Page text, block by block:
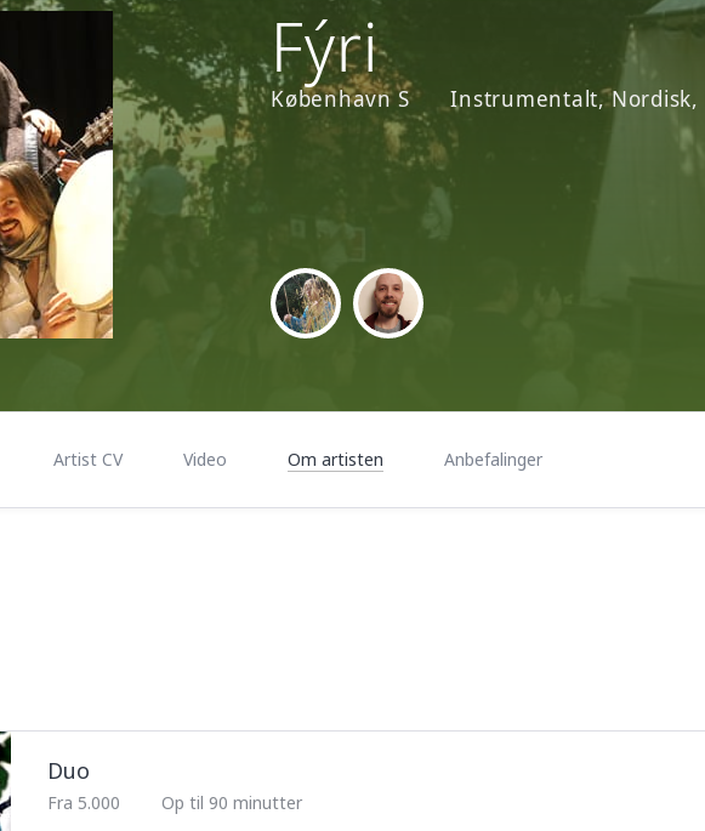
Fýri
København S Instrumentalt Nordisk
Artist CV Video Om artisten Anbefalinger
Duo
Fra 5.000
Op til 90 minutter